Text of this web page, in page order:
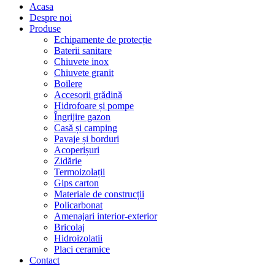
Acasa
Despre noi
Produse
Echipamente de protecție
Baterii sanitare
Chiuvete inox
Chiuvete granit
Boilere
Accesorii grădină
Hidrofoare și pompe
Îngrijire gazon
Casă și camping
Pavaje și borduri
Acoperișuri
Zidărie
Termoizolații
Gips carton
Materiale de construcții
Policarbonat
Amenajari interior-exterior
Bricolaj
Hidroizolatii
Placi ceramice
Contact